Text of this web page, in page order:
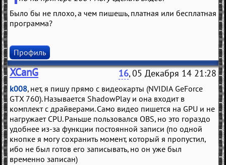
Было бы не плохо, а чем пишешь, платная или бесплатная
программа?
Профиль
XCanG 16, 05 Декабря 14 21:28
k008, нет, я пишу прямо с видеокарты (NVIDIA GeForce
GTX 760). Называется ShadowPlay и она входит в
комплект с драйверами. Само видео пишется на GPU и не
нагружает CPU. Раньше пользовался OBS, но это гораздо
удобнее из-за функции постоянной записи (по одной
кнопке я могу сохранить момент, который я пропустил,
ибо не был готов его записывать, но он уже был
временно записан)